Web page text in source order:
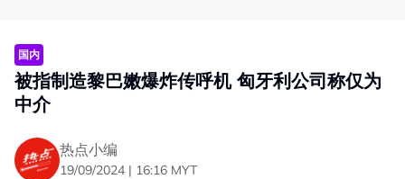
国内
被指制造黎巴嫩爆炸传呼机 匈牙利公司称仅为
中介
热点小编
19/09/2024 | 16:16 MYT